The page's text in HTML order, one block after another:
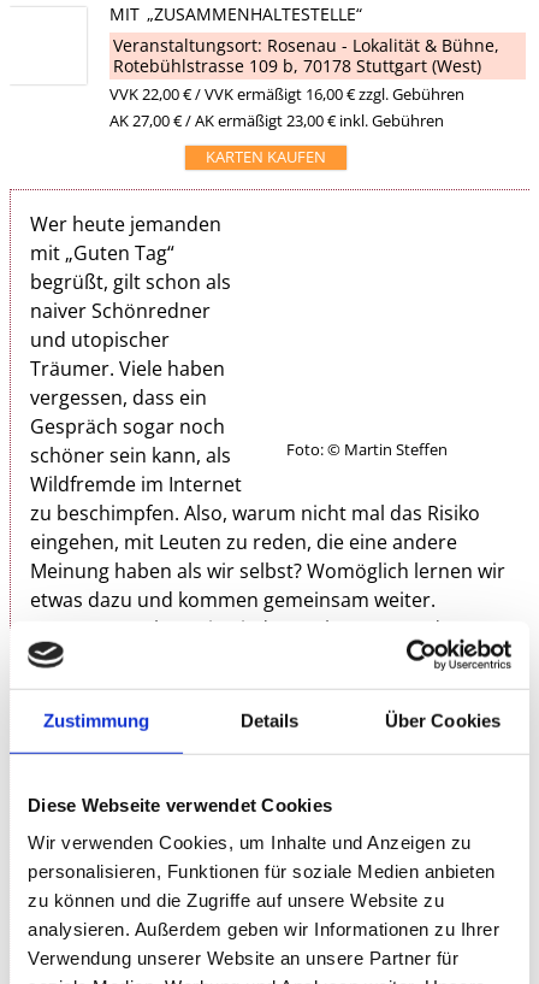
Zustimmung Details Über Cookies
Diese Webseite verwendet Cookies
Wir verwenden Cookies, um Inhalte und Anzeigen zu
personalisieren, Funktionen für soziale Medien anbieten
zu können und die Zugriffe auf unsere Website zu
analysieren. Außerdem geben wir Informationen zu Ihrer
Verwendung unserer Website an unsere Partner für
MIT „ZUSAMMENHALTESTELLE“
Veranstaltungsort: Rosenau - Lokalität & Bühne,
Rotebühlstrasse 109 b, 70178 Stuttgart (West)
VVK22,00 €/ VVK ermäßigt 16,00 € zzgl. Gebühren
AK 27,00 € / AK ermäßigt 23,00 € inkl. Gebühren
KARTEN KAUFEN
Foto: © Martin Steffen
Wer heute jemanden
mit „Guten Tag“
begrüßt, gilt schon als
naiver Schönredner
und utopischer
Träumer. Viele haben
vergessen, dass ein
Gespräch sogar noch
schöner sein kann, als
Wildfremde im Internet
zu beschimpfen. Also, warum nicht mal das Risiko
eingehen, mit Leuten zu reden, die eine andere
Meinung haben als wir selbst? Womöglich lernen wir
etwas dazu und kommen gemeinsam weiter.
Ansonsten gehen wir wieder nach Hause und
beschimpfen uns im Netz.
Sebastian 23 sagt weit mehr als „Guten Tag“. Der
Komiker, Poetry Slammer, Aktivist und
Zusammenhaltestelle sein bereits zehntes
ich es ganz offen: Sebastian 23 hat Anfang 2025
völlig zurecht den Deutschen Kabarettpreis
gewonnen, stand auf tausenden Bühnen – und
Hunderttausende folgen ihm für seine täglichen
satirischen Beiträge in den sozialen Medien.